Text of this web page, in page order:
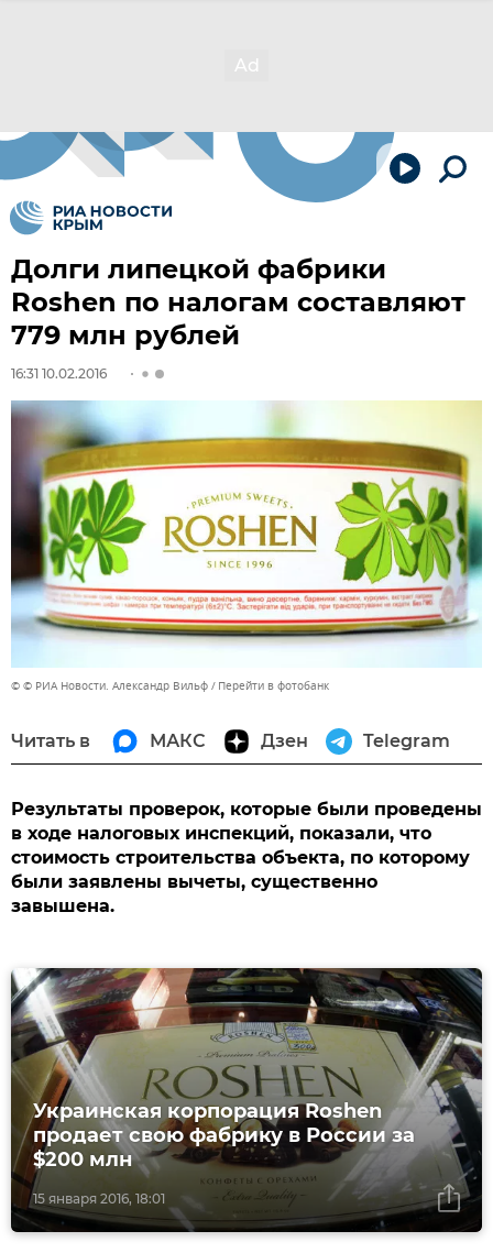
Долги липецкой фабрики
Roshen по налогам составляют
779 млн рублей
16:31 10.02.2016
© © РИА Новости. Александр Вильф Перейти в фотобанк
Читать в МАКС Дзен Telegram
Результаты проверок, которые были проведены
в ходе налоговых инспекций, показали, что
стоимость строительства объекта, по которому
были заявлены вычеты, существенно
завышена.
15 января 2016, 18:01
Украинская корпорация Roshen
продает свою фабрику в России за
$200 млн